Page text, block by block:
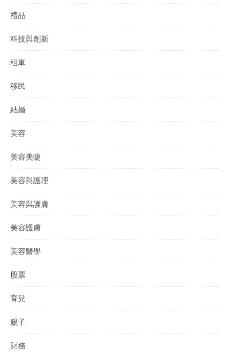
禮品
科技與創新
租車
移民
結婚
美容
美容美睫
美容與護理
美容與護膚
美容護膚
美容醫學
股票
育兒
親子
財務